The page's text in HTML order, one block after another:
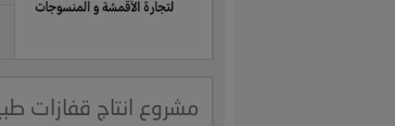
مشروع انتاج قفازات